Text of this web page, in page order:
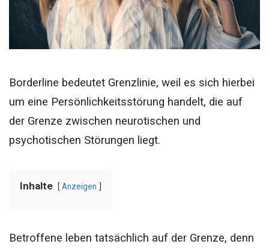
Borderline bedeutet Grenzlinie, weil es sich hierbei
um eine Persönlichkeitsstörung handelt, die auf
der Grenze zwischen neurotischen und
psychotischen Störungen liegt.
Inhalte Anzeigen
Betroffene leben tatsächlich auf der Grenze, denn